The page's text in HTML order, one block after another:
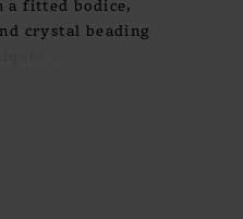
a fitted bodice,
crystal beading
over
is a sultry